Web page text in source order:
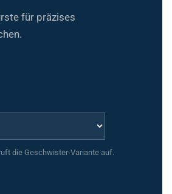
für präzises
die Geschwister-Variante auf.